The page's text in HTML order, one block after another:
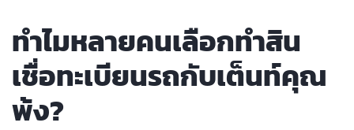
ทำไมหลายคนเลือกทำสิน
เชื่อทะเบียนรถกับเต็นท์คุณ
พ้ง?